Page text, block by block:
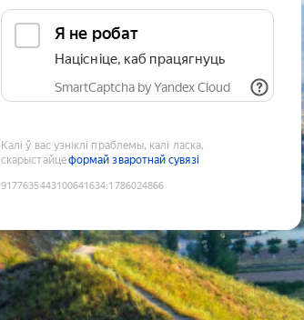
Я не робат
Націсніце, каб працягнуць
SmartCaptcha by Yandex Cloud
Калі ў вас узніклі праблемы, калі ласка,
скарыстайцеформай зваротнай сувязі
9177635443100641634:1786024866